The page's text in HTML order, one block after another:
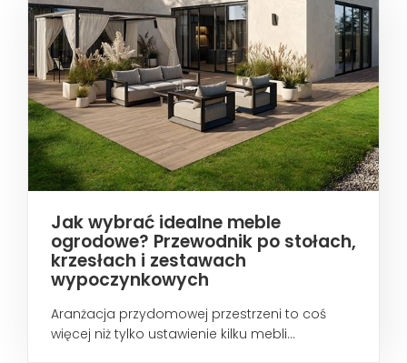
Jak wybrać idealne meble
ogrodowe? Przewodnik po stołach,
krzesłach i zestawach
wypoczynkowych
Aranżacja przydomowej przestrzeni to coś
więcej niż tylko ustawienie kilku mebli...